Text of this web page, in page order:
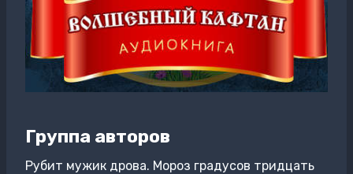
Группа авторов
Рубит мужик дрова. Мороз градусов тридцать